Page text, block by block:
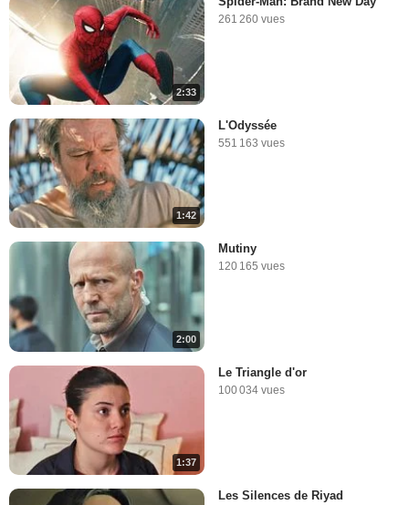
2:33
261 260 vues
1:42
L'Odyssée
551 163 vues
2:00
Mutiny
120 165 vues
1:37
Le Triangle d'or
100 034 vues
Les Silences de Riyad